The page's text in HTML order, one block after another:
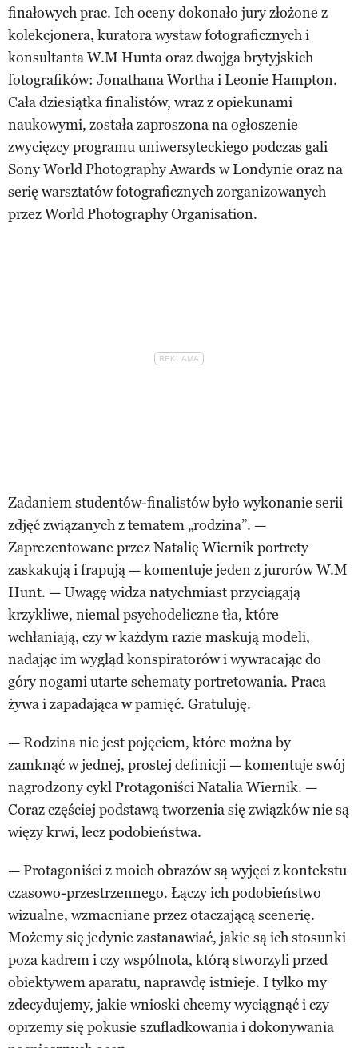
finałowych prac. Ich oceny dokonało jury złożone z
kolekcjonera, kuratora wystaw fotograficznych i
konsultanta W.M Hunta oraz dwojga brytyjskich
fotografików: Jonathana Wortha i Leonie Hampton.
Cała dziesiątka finalistów, wraz z opiekunami
naukowymi, została zaproszona na ogłoszenie
zwycięzcy programu uniwersyteckiego podczas gali
Sony World Photography Awards w Londynie oraz na
serię warsztatów fotograficznych zorganizowanych
przez World Photography Organisation.
Zadaniem studentów-finalistów było wykonanie serii
zdjęć związanych z tematem „rodzina”. —
Zaprezentowane przez Natalię Wiernik portrety
zaskakują i frapują — komentuje jeden z jurorów W.M
Hunt. — Uwagę widza natychmiast przyciągają
krzykliwe, niemal psychodeliczne tła, które
wchłaniają, czy w każdym razie maskują modeli,
nadając im wygląd konspiratorów i wywracając do
góry nogami utarte schematy portretowania. Praca
żywa i zapadająca w pamięć. Gratuluję.
— Rodzina nie jest pojęciem, które można by
zamknąć w jednej, prostej definicji — komentuje swój
nagrodzony cykl Protagoniści Natalia Wiernik. —
Coraz częściej podstawą tworzenia się związków nie są
więzy krwi, lecz podobieństwa.
— Protagoniści z moich obrazów są wyjęci z kontekstu
czasowo-przestrzennego. Łączy ich podobieństwo
wizualne, wzmacniane przez otaczającą scenerię.
Możemy się jedynie zastanawiać, jakie są ich stosunki
poza kadrem i czy wspólnota, którą stworzyli przed
obiektywem aparatu, naprawdę istnieje. I tylko my
zdecydujemy, jakie wnioski chcemy wyciągnąć i czy
oprzemy się pokusie szufladkowania i dokonywania